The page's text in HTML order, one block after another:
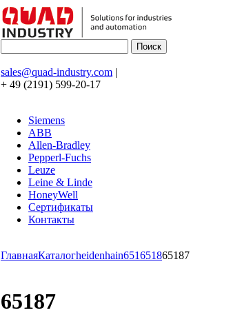
sales@quad-industry.com |
+ 49 (2191) 599-20-17
Siemens
ABB
Allen-Bradley
Pepperl-Fuchs
Leuze
Leine & Linde
HoneyWell
Сертификаты
Контакты
ГлавнаяКаталогheidenhain651651865187
65187